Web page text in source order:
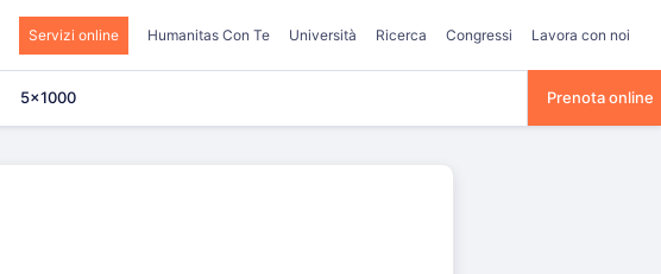
Servizi online Humanitas Con Te Università Ricerca Congressi Lavora con noi
5×1000 Prenota online